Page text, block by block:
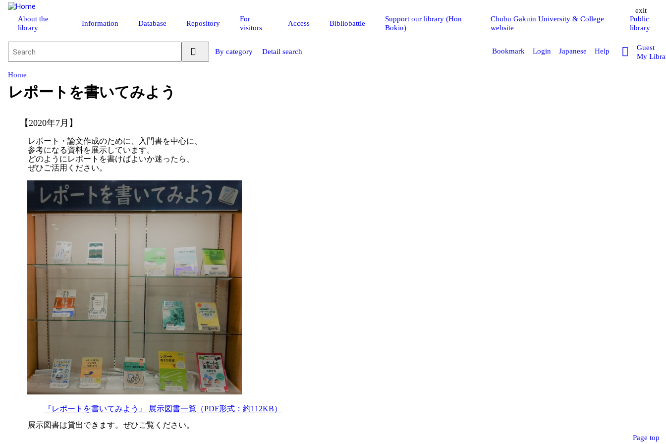
exit
About the
library
Information Database Repository
For
visitors
Access Bibliobattle
Support our library (Hon
Bokin)
Chubu Gakuin University & College
website
Public
library
By category Detail search Bookmark Login Japanese Help
Guest
My
Home
レポートを書いてみよう
【2020年7月】
レポート・論文作成のために、入門書を中心に、
参考になる資料を展示しています。
どのようにレポートを書けばよいか迷ったら、
ぜひご活用ください。
『レポートを書いてみよう』 展示図書一覧（PDF形式：約112KB）
展示図書は貸出できます。ぜひご覧ください。
Page top